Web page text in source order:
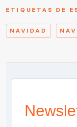
ETIQUETAS DE
NAVIDAD